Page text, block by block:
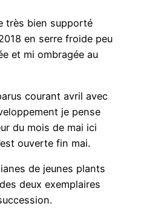
très bien supporté
en serre froide peu
et mi ombragée au
courant avril avec
je pense
du mois de mai ici
ouverte fin mai.
de jeunes plants
deux exemplaires